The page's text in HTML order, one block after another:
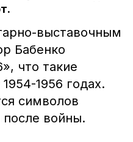
выставочным
Бабенко
что такие
1956 годах.
символов
войны.